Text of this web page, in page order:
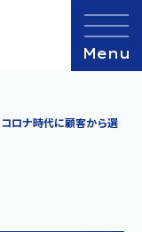
ロナ時代に顧客から選